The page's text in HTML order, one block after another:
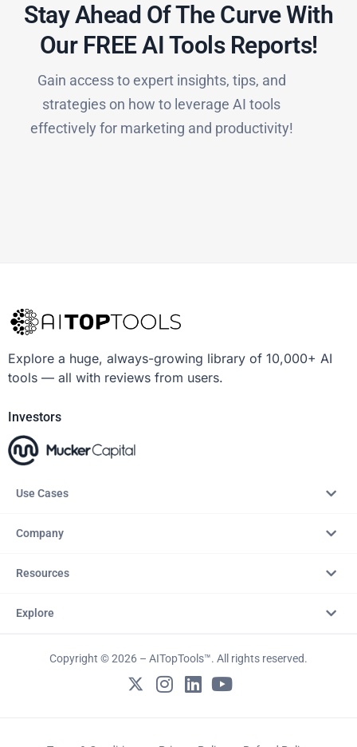
Stay Ahead Of The Curve With
Our FREE AI Tools Reports!​
Gain access to expert insights, tips, and
strategies on how to leverage AI tools
effectively for marketing and productivity!
Explore a huge, always-growing library of 10,000+ AI
tools — all with reviews from users.
Investors
Use Cases
Company
Resources
Explore
Copyright © 2026 – AITopTools™. All rights reserved.